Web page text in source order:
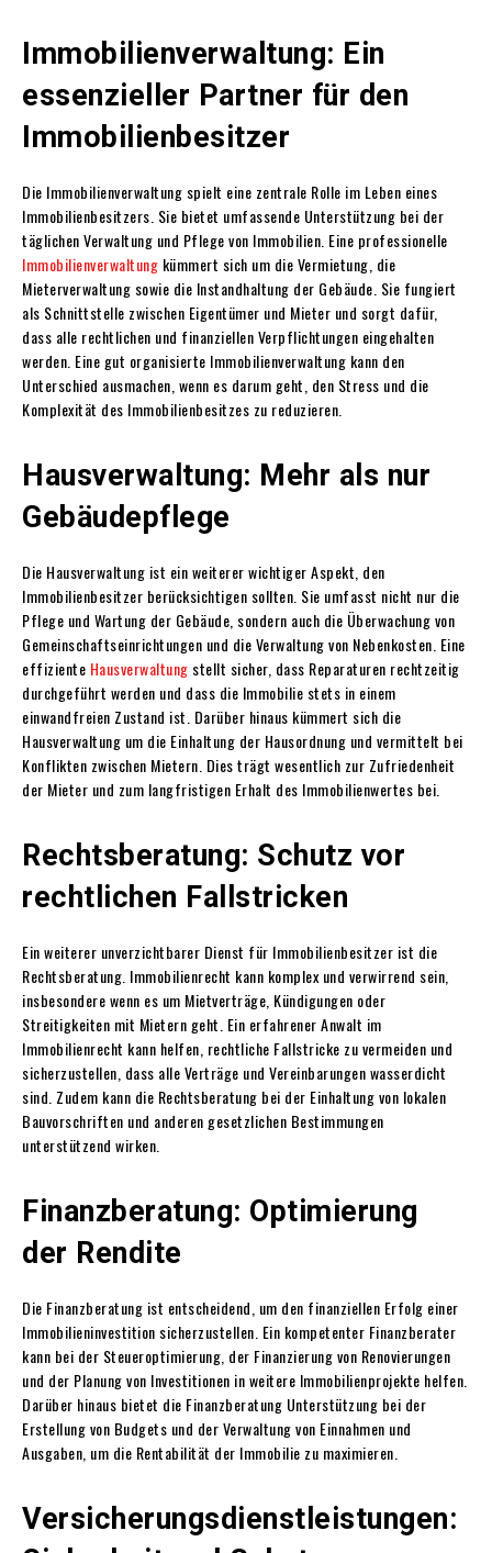
Immobilienverwaltung: Ein
essenzieller Partner für den
Immobilienbesitzer
Die Immobilienverwaltung spielt eine zentrale Rolle im Leben eines
Immobilienbesitzers. Sie bietet umfassende Unterstützung bei der
täglichen Verwaltung und Pflege von Immobilien. Eine professionelle
Immobilienverwaltung kümmert sich um die Vermietung, die
Mieterverwaltung sowie die Instandhaltung der Gebäude. Sie fungiert
als Schnittstelle zwischen Eigentümer und Mieter und sorgt dafür,
dass alle rechtlichen und finanziellen Verpflichtungen eingehalten
werden. Eine gut organisierte Immobilienverwaltung kann den
Unterschied ausmachen, wenn es darum geht, den Stress und die
Komplexität des Immobilienbesitzes zu reduzieren.
Hausverwaltung: Mehr als nur
Gebäudepflege
Die Hausverwaltung ist ein weiterer wichtiger Aspekt, den
Immobilienbesitzer berücksichtigen sollten. Sie umfasst nicht nur die
Pflege und Wartung der Gebäude, sondern auch die Überwachung von
Gemeinschaftseinrichtungen und die Verwaltung von Nebenkosten. Eine
effiziente Hausverwaltung stellt sicher, dass Reparaturen rechtzeitig
durchgeführt werden und dass die Immobilie stets in einem
einwandfreien Zustand ist. Darüber hinaus kümmert sich die
Hausverwaltung um die Einhaltung der Hausordnung und vermittelt bei
Konflikten zwischen Mietern. Dies trägt wesentlich zur Zufriedenheit
der Mieter und zum langfristigen Erhalt des Immobilienwertes bei.
Rechtsberatung: Schutz vor
rechtlichen Fallstricken
Ein weiterer unverzichtbarer Dienst für Immobilienbesitzer ist die
Rechtsberatung. Immobilienrecht kann komplex und verwirrend sein,
insbesondere wenn es um Mietverträge, Kündigungen oder
Streitigkeiten mit Mietern geht. Ein erfahrener Anwalt im
Immobilienrecht kann helfen, rechtliche Fallstricke zu vermeiden und
sicherzustellen, dass alle Verträge und Vereinbarungen wasserdicht
sind. Zudem kann die Rechtsberatung bei der Einhaltung von lokalen
Bauvorschriften und anderen gesetzlichen Bestimmungen
unterstützend wirken.
Finanzberatung: Optimierung
der Rendite
Die Finanzberatung ist entscheidend, um den finanziellen Erfolg einer
Immobilieninvestition sicherzustellen. Ein kompetenter Finanzberater
kann bei der Steueroptimierung, der Finanzierung von Renovierungen
und der Planung von Investitionen in weitere Immobilienprojekte helfen.
Darüber hinaus bietet die Finanzberatung Unterstützung bei der
Erstellung von Budgets und der Verwaltung von Einnahmen und
Ausgaben, um die Rentabilität der Immobilie zu maximieren.
Versicherungsdienstleistungen: